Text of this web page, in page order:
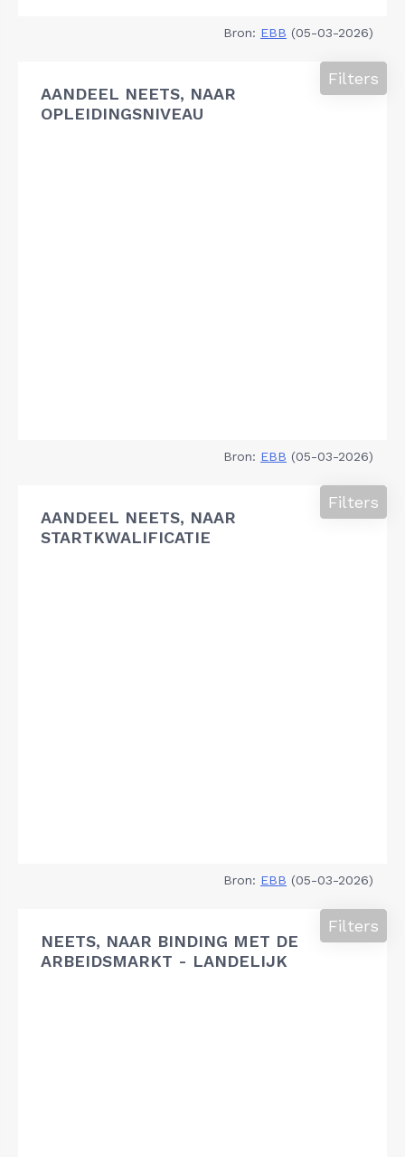
Bron: EBB (05-03-2026)
AANDEEL NEETS, NAAR
OPLEIDINGSNIVEAU
Filters
Bron: EBB (05-03-2026)
AANDEEL NEETS, NAAR
STARTKWALIFICATIE
Filters
Bron: EBB (05-03-2026)
NEETS, NAAR BINDING MET DE
ARBEIDSMARKT - LANDELIJK
Filters